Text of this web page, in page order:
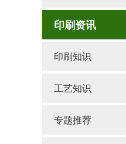
印刷资讯
印刷知识
工艺知识
专题推荐